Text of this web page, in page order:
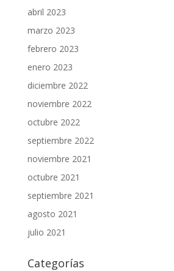
abril 2023
marzo 2023
febrero 2023
enero 2023
diciembre 2022
noviembre 2022
octubre 2022
septiembre 2022
noviembre 2021
octubre 2021
septiembre 2021
agosto 2021
julio 2021
Categorías